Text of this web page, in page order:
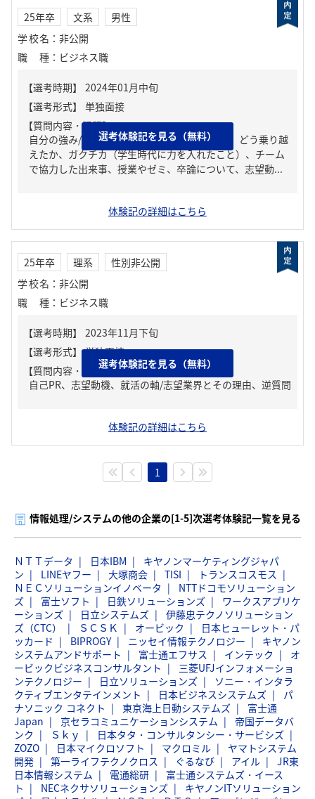
25年卒 文系
男性
学校名 ： 非公開
職種 ： ビジネス職
【質問内容・課題】
自分の強み/弱み、人生の中で大きな挫折経験。どう乗り越
えたか、ガクチカ（学生時代に力を入れたこと）、チーム
で協力した出来事、授業やゼミ、卒論について、志望動...
選考体験記を見る（無料）
体験記の詳細はこちら
25年卒 理系
性別非公開
学校名 ： 非公開
職種 ： ビジネス職
【質問内容・課題】
自己PR、志望動機、就活の軸/志望業界とその理由、逆質問
選考体験記を見る（無料）
体験記の詳細はこちら
1
情報処理/システムの他の企業の[1-5]次選考体験記一覧を見る
ＮＴＴデータ 日本IBM
キヤノンマーケティングジャパ
ン
LINEヤフー 大塚商会 TISI
トランスコスモス
ＮＥＣソリューションイノベータ
NTTドコモソリューション
ズ
富士ソフト 日鉄ソリューションズ
ワークスアプリケ
ーションズ
日立システムズ
伊藤忠テクノソリューション
ズ（CTC）
ＳＣＳＫ オービック
日本ヒューレット・パ
ッカード
BIPROGY ニッセイ情報テクノロジー
キヤノン
システムアンドサポート
富士通エフサス インテック
オ
ービックビジネスコンサルタント
三菱UFJインフォメーショ
ンテクノロジー
日立ソリューションズ
ソニー・インタラ
クティブエンタテインメント
日本ビジネスシステムズ
パ
ナソニック コネクト
東京海上日動システムズ
富士通
Japan
京セラコミュニケーションシステム
帝国データバ
ンク
Ｓｋｙ
日本タタ・コンサルタンシー・サービシズ
ZOZO
日本マイクロソフト マクロミル
ヤマトシステム
開発
第一ライフテクノクロス ぐるなび アイル
JR東
日本情報システム
電通総研
富士通システムズ・イース
ト
NECネクサソリューションズ
キヤノンITソリューション